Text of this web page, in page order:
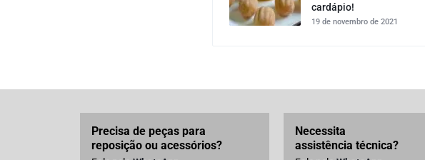
cardápio!
19 de novembro de 2021
Precisa de peças para
reposição ou acessórios?
Necessita
assistência técnica?